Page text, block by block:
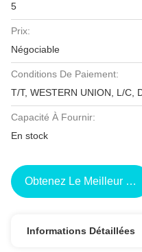
5
Prix:
Négociable
Conditions De Paiement:
T/T, WESTERN UNION, L/C,
Capacité À Fournir:
En stock
Obtenez Le Meilleur Prix
Informations Détaillées